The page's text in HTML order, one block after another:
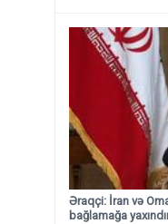
Əraqçi: İran və
bağlamağa